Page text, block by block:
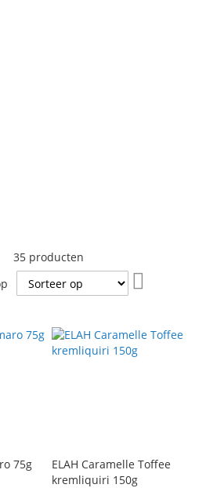
35 producten
sorteren
75g
ELAH Caramelle Toffee
kremliquiri 150g